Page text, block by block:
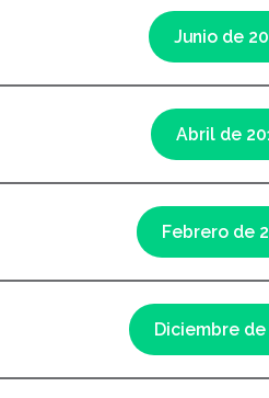
Junio de
Abril de
Febrero de
Diciembre de